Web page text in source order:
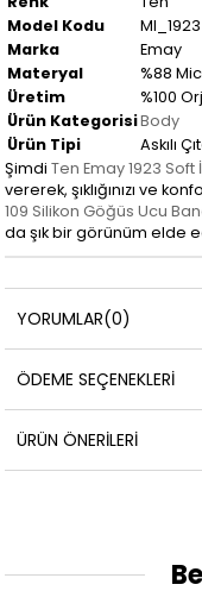
Model Kodu
MI_1923
Marka
Emay
Materyal
%88
Üretim
%100
Ürün KategorisiBody
Ürün Tipi
Askılı
ŞimdiTen Emay 1923 Soft
vererek, şıklığınızı ve
109 Silikon Göğüs Ucu
da şık bir görünüm elde
YORUMLAR(0)
ÖDEME SEÇENEKLERI
ÜRÜN ÖNERILERI